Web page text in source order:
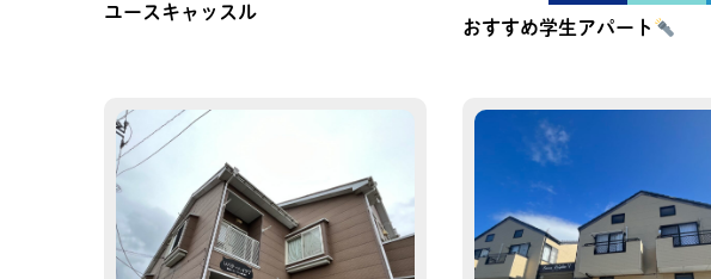
ユースキャッスル
おすすめ学生アパート